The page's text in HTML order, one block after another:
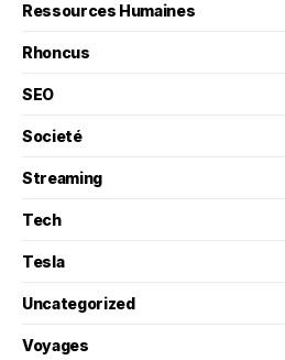
Ressources Humaines
Rhoncus
SEO
Societé
Streaming
Tech
Tesla
Uncategorized
Voyages